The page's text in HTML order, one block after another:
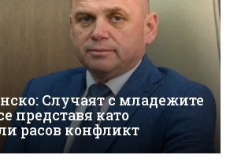
Случаят с младежите
представя като
расов конфликт